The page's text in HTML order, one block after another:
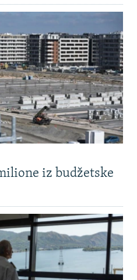
iz budžetske